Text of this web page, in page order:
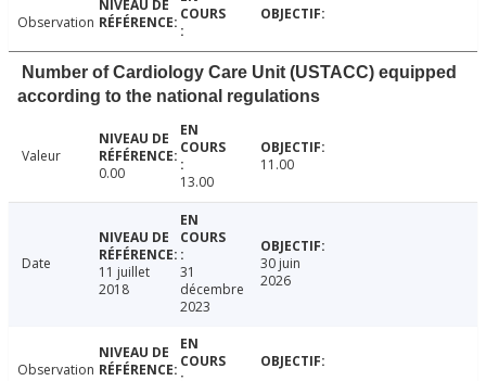
Observation
Number of Cardiology Care Unit (USTACC) equipped
according to the national regulations
Valeur
0.00
13.00
11.00
Date
11 juillet
2018
31
décembre
2023
30 juin
2026
Observation